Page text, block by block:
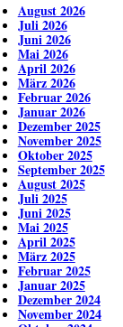
August 2026
Juli 2026
Juni 2026
Mai 2026
April 2026
März 2026
Februar 2026
Januar 2026
Dezember 2025
November 2025
Oktober 2025
September 2025
August 2025
Juli 2025
Juni 2025
Mai 2025
April 2025
März 2025
Februar 2025
Januar 2025
Dezember 2024
November 2024